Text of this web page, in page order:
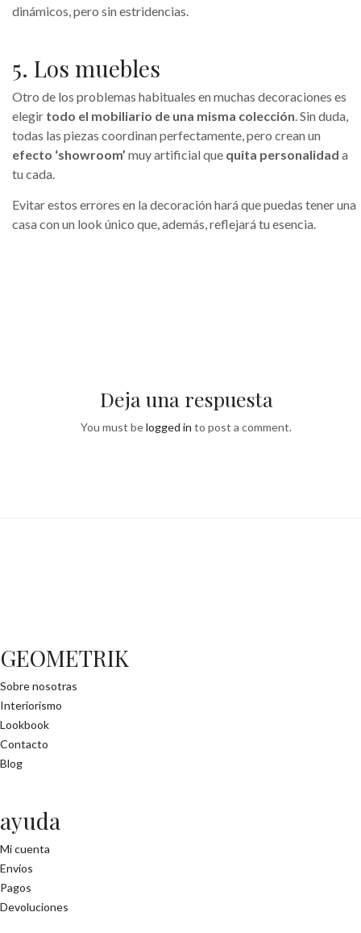
dinámicos, pero sin estridencias.
5. Los muebles
Otro de los problemas habituales en muchas decoraciones es
elegir todo el mobiliario de una misma colección. Sin duda,
todas las piezas coordinan perfectamente, pero crean un
efecto ‘showroom’ muy artificial que quita personalidad a
tu cada.
Evitar estos errores en la decoración hará que puedas tener una
casa con un look único que, además, reflejará tu esencia.
Deja una respuesta
You must belogged in to post a comment.
GEOMETRIK
Sobre nosotras
Interiorismo
Lookbook
Contacto
Blog
ayuda
Mi cuenta
Envíos
Pagos
Devoluciones